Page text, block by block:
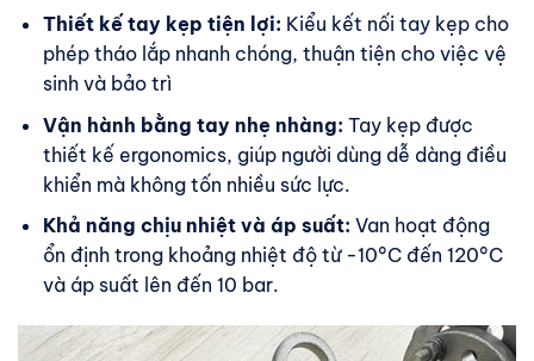
Thiết kế tay kẹp tiện lợi: Kiểu kết nối tay kẹp cho
phép tháo lắp nhanh chóng, thuận tiện cho việc vệ
sinh và bảo trì
Vận hành bằng tay nhẹ nhàng: Tay kẹp được
thiết kế ergonomics, giúp người dùng dễ dàng điều
khiển mà không tốn nhiều sức lực.
Khả năng chịu nhiệt và áp suất: Van hoạt động
ổn định trong khoảng nhiệt độ từ -10°C đến 120°C
và áp suất lên đến 10 bar.